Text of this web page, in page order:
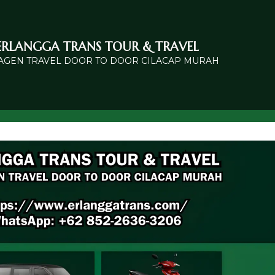
TRANS TOUR & TRAVEL
TRAVEL DOOR TO DOOR CILACAP MURAH